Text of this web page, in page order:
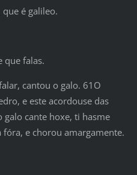
que é galileo.
que falas.
cantou o galo. 61O
e este acordouse das
galo cante hoxe, ti hasme
fóra, e chorou amargamente.